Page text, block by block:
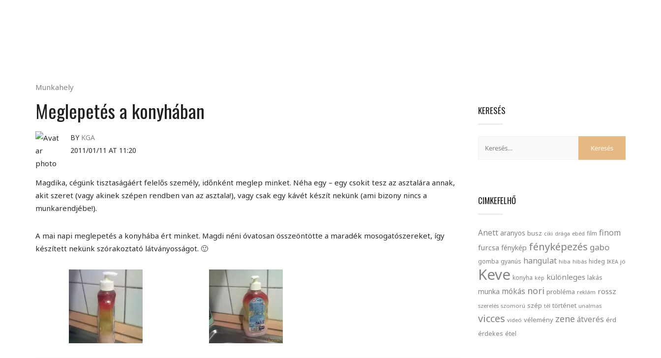
Munkahely
Meglepetés a konyhában
BY KGA
2011/01/11 AT 11:20
Magdika, cégünk tisztaságáért felelős személy, időnként meglep minket. Néha egy – egy csokit tesz az asztalára annak,
akit szeret (vagy akinek szépen rendben van az asztala!), vagy csak egy kávét készít nekünk (ami bizony nincs a
munkarendjébe!).
A mai napi meglepetés a konyhába ért minket. Magdi néni óvatosan összeöntötte a maradék mosogatószereket, így
készített nekünk szórakoztató látványosságot. 🙂
KERESÉS
CIMKEFELHŐ
Anett aranyos busz ciki drága ebéd film finom
furcsa fénykép fényképezés gabo
gomba gyanús hangulat hiba hibás hideg IKEA jó
Keve konyha kép különleges lakás
munka mókás nori probléma reklám rossz
szerelés szomorú szép tél történet unalmas
vicces videó vélemény zene átverés érd
érdekes étel